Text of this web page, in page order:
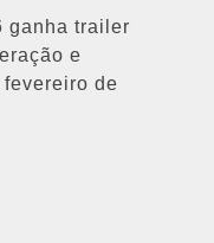
ganha trailer
e
fevereiro de